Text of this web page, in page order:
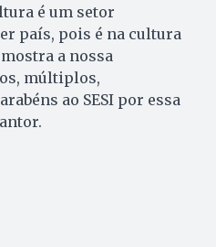
é um setor
país, pois é na cultura
a nossa
múltiplos,
ao SESI por essa